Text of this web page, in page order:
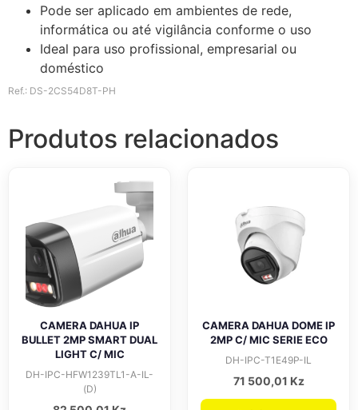
Pode ser aplicado em ambientes de rede,
informática ou até vigilância conforme o uso
Ideal para uso profissional, empresarial ou
doméstico
Ref.: DS-2CS54D8T-PH
Produtos relacionados
CAMERA DAHUA IP
BULLET 2MP SMART DUAL
LIGHT C/ MIC
DH-IPC-HFW1239TL1-A-IL-
(D)
CAMERA DAHUA DOME IP
2MP C/ MIC SERIE ECO
DH-IPC-T1E49P-IL
71 500,01 Kz